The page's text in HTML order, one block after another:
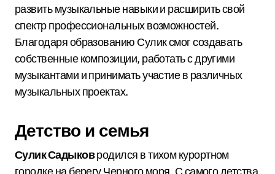
развить музыкальные навыки и расширить свой
спектр профессиональных возможностей.
Благодаря образованию Сулик смог создавать
собственные композиции, работать с другими
музыкантами и принимать участие в различных
музыкальных проектах.
Детство и семья
Сулик Садыковродился в тихом курортном